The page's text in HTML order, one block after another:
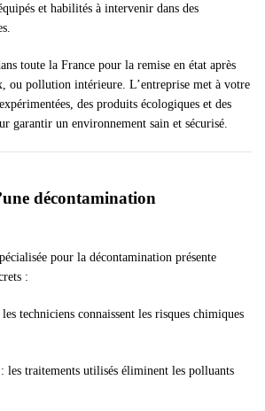
et habilités à intervenir dans des
toute la France pour la remise en état après
ou pollution intérieure. L’entreprise met à votre
des produits écologiques et des
garantir un environnement sain et sécurisé.
décontamination
pour la décontamination présente
:
techniciens connaissent les risques chimiques
les traitements utilisés éliminent les polluants